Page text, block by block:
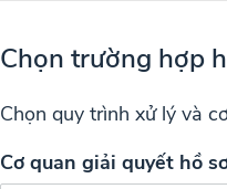
Chọn trường hợp
Chọn quy trình xử lý và
Cơ quan giải quyết hồ